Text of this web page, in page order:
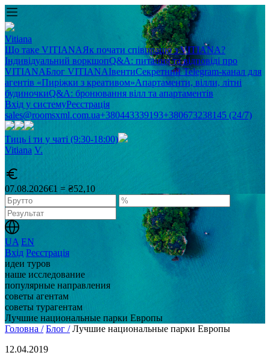
Vitiana
Що таке VITIANAЯк почати співпрацю з VITIANA?
Індивідуальний воркшопQ&A: питання та відповіді про
VITIANAБлог VITIANAІвентиСекретний Telegram-канал для
агентів «Пиріжки з креативом»Апартаменти, вілли, літні
будиночкиQ&A: бронювання вілл та апартаментів
Вхід у системуРеєстрація
sales@roomsxml.com.ua+380443339193+380673238145 (24/7)
Тиць і ти у чаті (9:30-18:00)
Vitiana V.
07.08.2026€1 = ₴52,10
UA EN
Вхід Реєстрація
идеи туров
наше исследование
популярные направления
советы агентам
советы турагентам
Лучшие национальные парки Европы
Головна / Блог / Лучшие национальные парки Европы
12.04.2019